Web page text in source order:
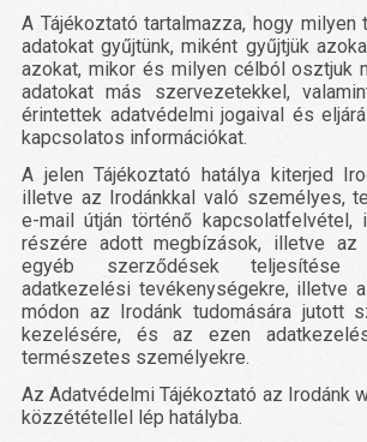
A Tájékoztató tartalmazza, hogy
adatokat gyűjtünk, miként gyűjtjük
azokat, mikor és milyen célból osztjuk
adatokat más szervezetekkel,
érintettek adatvédelmi jogaival és
kapcsolatos információkat.
A jelen Tájékoztató hatálya kiterjed
illetve az Irodánkkal való személyes,
e-mail útján történő kapcsolatfelvétel,
részére adott megbízások, illetve az
egyéb szerződések teljesítése
adatkezelési tevékenységekre, illetve
módon az Irodánk tudomására jutott
kezelésére, és az ezen
természetes személyekre.
Az Adatvédelmi Tájékoztató az Irodánk
közzététellel lép hatályba.